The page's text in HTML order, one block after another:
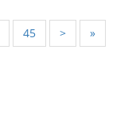
45 > »